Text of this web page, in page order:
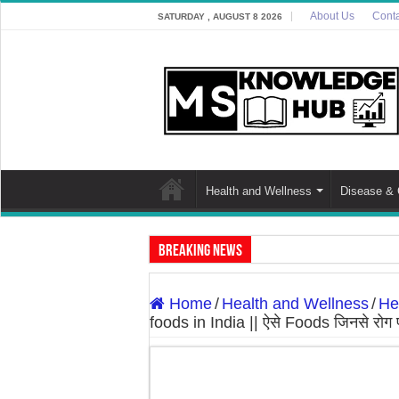
SATURDAY , AUGUST 8 2026 About Us
Health and Wellness Disease &
Breaking News
Discover the Potential Threat:
7 Best Cooking Oils for Health in
7 Effective Home Remedies in
Home/ Health and Wellness/
foods in India || ऐसे Foods जिनसे रोग